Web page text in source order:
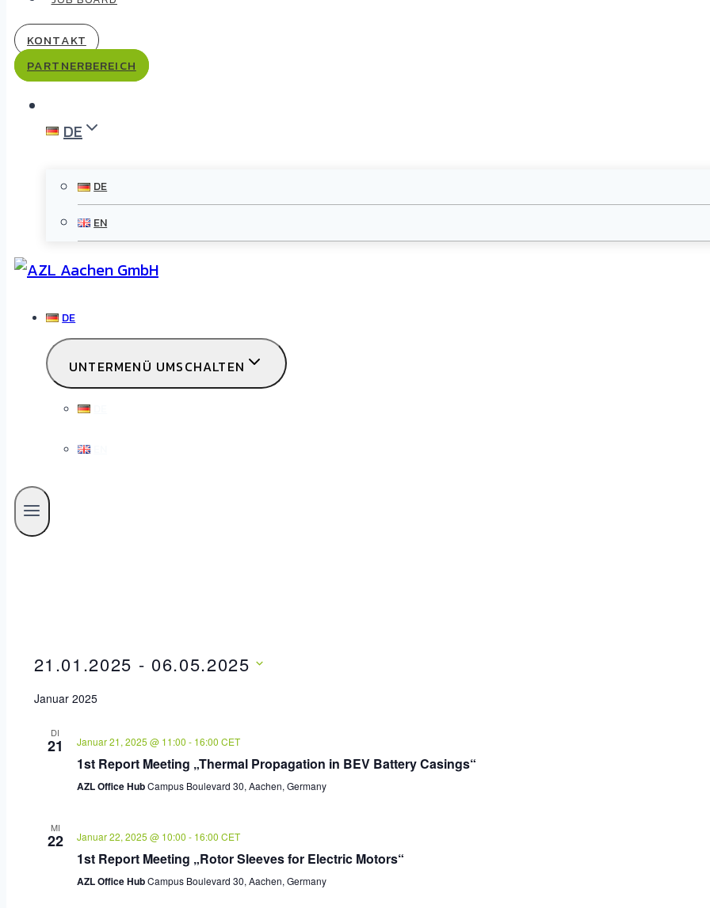
KONTAKT
PARTNERBEREICH
DE
DE
EN
DE
UNTERMENÜ UMSCHALTEN
21.01.2025 - 06.05.2025
Datum
Januar 2025
DI
21 Januar 21, 2025 @ 11:00 - 16:00 CET
1st Report Meeting „Thermal Propagation in BEV Battery Casings“
AZL Office HubCampus Boulevard 30, Aachen, Germany
MI
22 Januar 22, 2025 @ 10:00 - 16:00 CET
1st Report Meeting „Rotor Sleeves for Electric Motors“
AZL Office HubCampus Boulevard 30, Aachen, Germany